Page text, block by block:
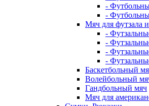
-
-
Мяч для футзала
-
-
-
-
Баскетбольный
Волейбольный
Гандбольный мяч
Мяч для